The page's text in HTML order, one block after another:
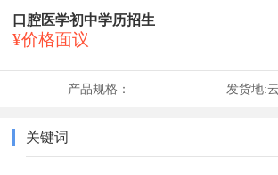
口腔医学初中学历招生
¥价格面议
产品规格： 发货地:
关键词